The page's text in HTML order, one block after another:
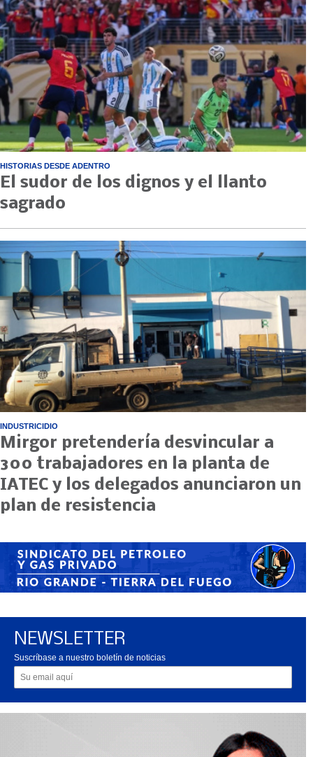
HISTORIAS DESDE ADENTRO
El sudor de los dignos y el llanto
sagrado
INDUSTRICIDIO
Mirgor pretendería desvincular a
300 trabajadores en la planta de
IATEC y los delegados anunciaron un
plan de resistencia
NEWSLETTER
Suscríbase a nuestro boletín de noticias